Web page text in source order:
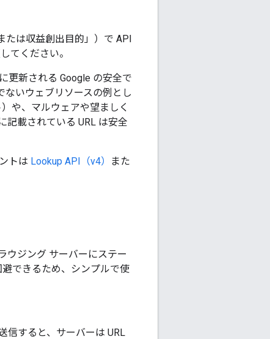
たは収益創出目的」）で API
てください。
更新される Google の安全で
ないウェブリソースの例とし
や、マルウェアや望ましく
記載されている URL は安全
トは Lookup API（v4）
また
ウジング サーバーにステー
できるため、シンプルで使
信すると、サーバーは URL